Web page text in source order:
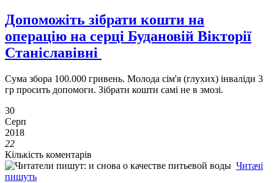
Допоможіть зібрати кошти на
операцію на серці Будановій Вікторії
Станіславівні
Сума збора 100.000 гривень. Молода сім'я (глухих) інваліди 3
гр просить допомоги. Зібрати кошти самі не в змозі.
30
Серп
2018
22
Кількість коментарів
Читачі
пишуть